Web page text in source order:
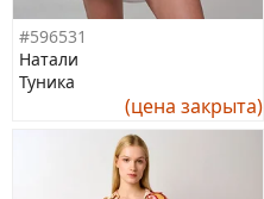
#596531
Натали
Туника
(цена закрыта)